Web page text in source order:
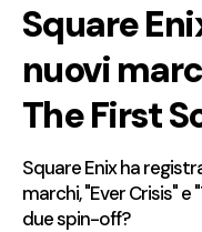
Square
nuovi
The First
Square Enix ha
marchi, "Ever Crisis" e
due spin-off?